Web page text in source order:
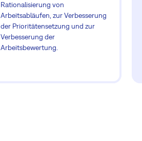
Rationalisierung von
Arbeitsabläufen, zur Verbesserung
der Prioritätensetzung und zur
Verbesserung der
Arbeitsbewertung.